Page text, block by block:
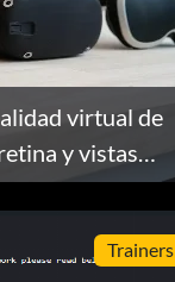
virtual de
y vistas
Trainers